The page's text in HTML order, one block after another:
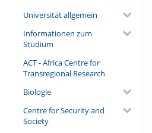
Universität allgemein
Informationen zum
Studium
ACT - Africa Centre for
Transregional Research
Biologie
Centre for Security and
Society